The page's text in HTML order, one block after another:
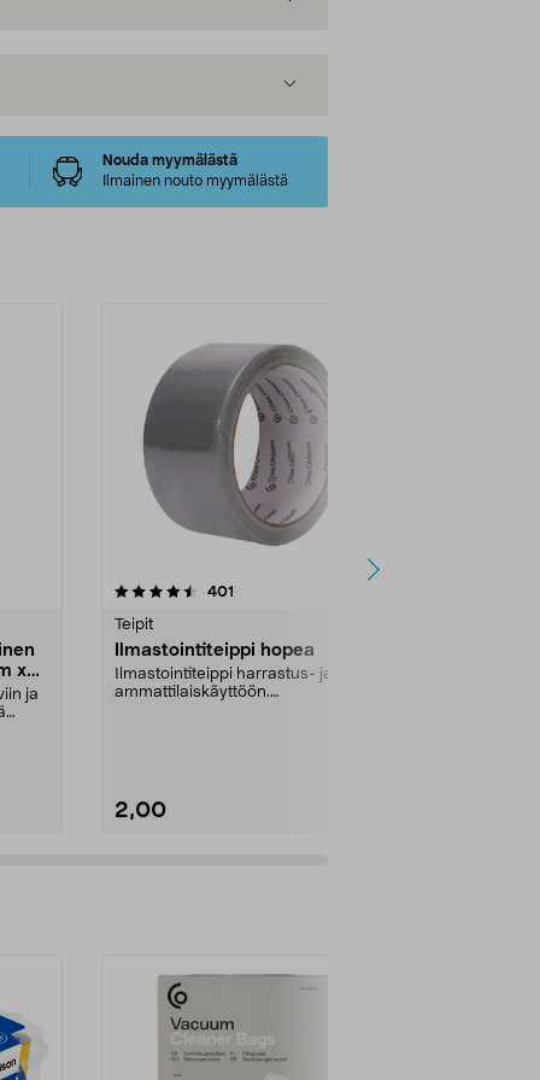
Nouda myymälästä
Ilmainen nouto myymälästä
x
ja
401
Teipit
Ilmastointiteippi hopea
Ilmastointiteippi harrastus- ja
ammattilaiskäyttöön.
2,00
4.0 viidestä